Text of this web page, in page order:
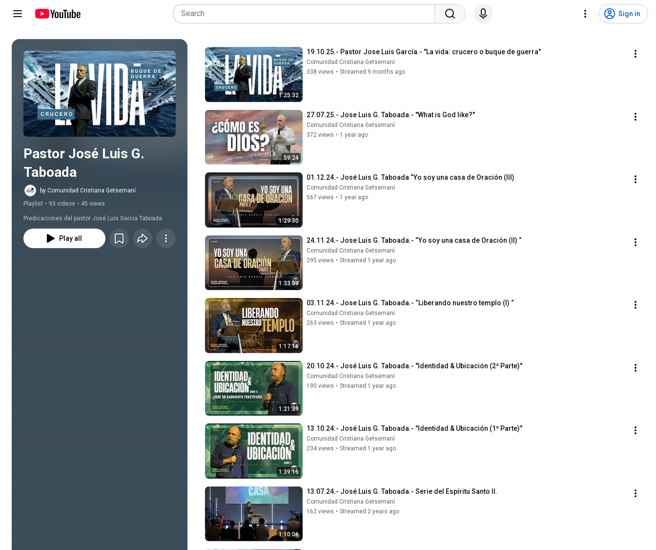
Sign in
Play all
Pastor José Luis G.
Taboada
by Comunidad Cristiana Getsemaní
Playlist • 93 videos • 45 views
Predicaciones del pastor José Luis García Taboada
Play all
1:25:32
19.10.25.- Pastor Jose Luis García.- "La vida: crucero o buque de guerra"
Comunidad Cristiana Getsemaní
338 views • Streamed 9 months ago
59:24
27.07.25.- Jose Luis G. Taboada.- "What is God like?"
Comunidad Cristiana Getsemaní
372 views • 1 year ago
1:29:30
01.12.24.- José Luis G. Taboada “Yo soy una casa de Oración (III)
Comunidad Cristiana Getsemaní
567 views • 1 year ago
1:33:09
24.11.24.- Jose Luis G. Taboada.- “Yo soy una casa de Oración (II) “
Comunidad Cristiana Getsemaní
295 views • Streamed 1 year ago
1:17:16
03.11.24.- Jose Luis G. Taboada.- “Liberando nuestro templo (I) “
Comunidad Cristiana Getsemaní
263 views • Streamed 1 year ago
1:21:29
20.10.24.- José Luis G. Taboada.- "Identidad & Ubicación (2ª Parte)"
Comunidad Cristiana Getsemaní
190 views • Streamed 1 year ago
1:39:16
13.10.24.- José Luis G. Taboada.- "Identidad & Ubicación (1ª Parte)"
Comunidad Cristiana Getsemaní
234 views • Streamed 1 year ago
1:10:06
13.07.24.- José Luis G. Taboada.- Serie del Espíritu Santo II.
Comunidad Cristiana Getsemaní
162 views • Streamed 2 years ago